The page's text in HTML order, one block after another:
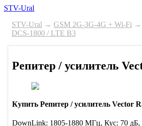
STV-Ural
STV-Ural → GSM 2G-3G-4G + Wi-Fi →
DCS-1800 / LTE B3
Репитер / усилитель
Купить Репитер / усилитель Vector
DownLink: 1805-1880 МГц, Кус: 70 дБ,